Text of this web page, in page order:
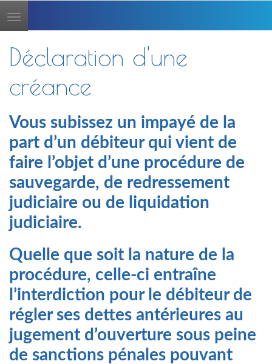
Toggle
navigation
Déclaration d'une
créance
Vous subissez un impayé de la
part d’un débiteur qui vient de
faire l’objet d’une procédure de
sauvegarde, de redressement
judiciaire ou de liquidation
judiciaire.
Quelle que soit la nature de la
procédure, celle-ci entraîne
l’interdiction pour le débiteur de
régler ses dettes antérieures au
jugement d’ouverture sous peine
de sanctions pénales pouvant